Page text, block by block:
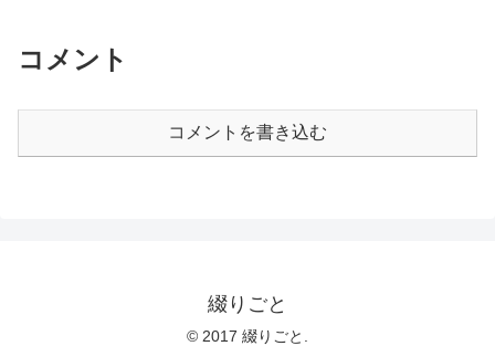
コメント
コメントを書き込む
綴りごと
© 2017 綴りごと.